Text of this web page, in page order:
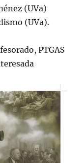
(UVa)
(UVa).
PTGAS